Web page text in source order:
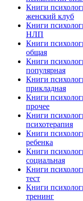
Книги
женский клуб
Книги
НЛП
Книги
общая
Книги
популярная
Книги
прикладная
Книги
прочее
Книги
психотерапия
Книги
ребенка
Книги
социальная
Книги
тест
Книги
тренинг